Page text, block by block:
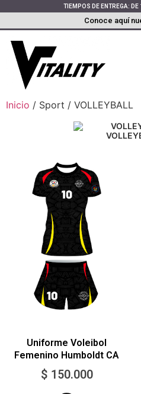
TIEMPOS DE ENTREGA:
Conoce aquí
Inicio / Sport / VOLLEYBALL
Uniforme Voleibol
Femenino Humboldt CA
$ 150.000